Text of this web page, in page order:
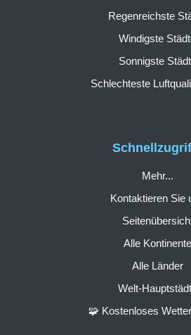
Mehr...
Kontaktieren Sie
Alle Kontinente
Alle Länder
Welt-
🧩 Kostenloses
Regenreichste
Windigste
Sonnigste
Schlechteste